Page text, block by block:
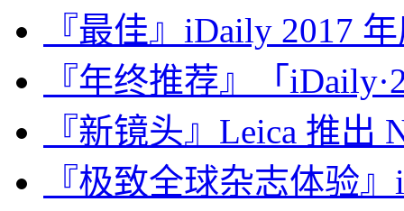
『最佳』iDaily 2017
『年终推荐』「
『新镜头』Leica 推出
『极致全球杂志体验